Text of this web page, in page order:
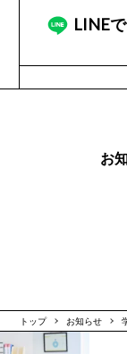
LINE
お
トップ お知らせ